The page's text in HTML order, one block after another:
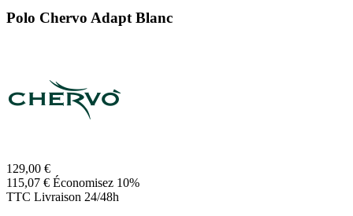
Polo Chervo Adapt Blanc
129,00 €
115,07 € Économisez 10%
TTC Livraison 24/48h